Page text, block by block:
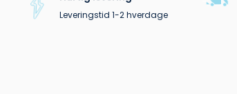
Leveringstid 1-2 hverdage